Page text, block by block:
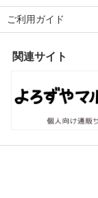
ご利用ガイド
関連サイト